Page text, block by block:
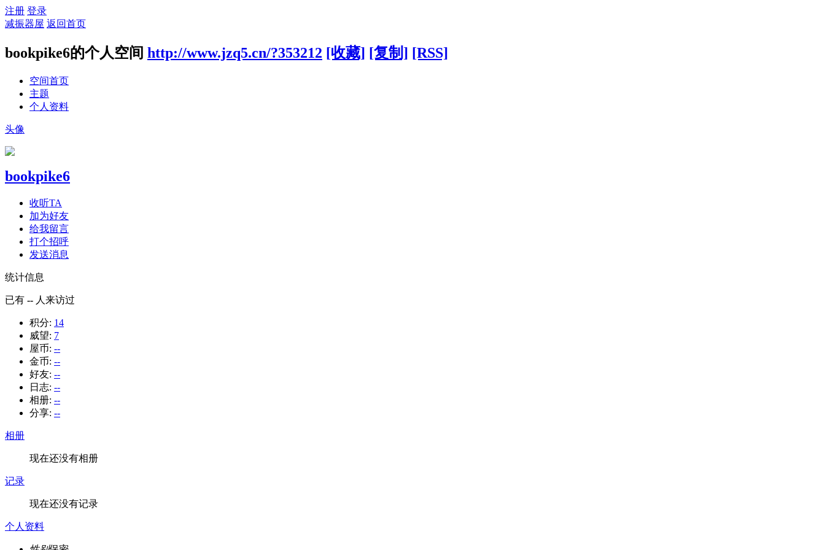
注册 登录
减振器屋 返回首页
bookpike6的个人空间 http://www.jzq5.cn/?353212 [收藏] [复制] [RSS]
空间首页
主题
个人资料
头像
bookpike6
收听TA
加为好友
给我留言
打个招呼
发送消息
统计信息
已有 -- 人来访过
积分: 14
威望: 7
屋币: --
金币: --
好友: --
日志: --
相册: --
分享: --
相册
现在还没有相册
记录
现在还没有记录
个人资料